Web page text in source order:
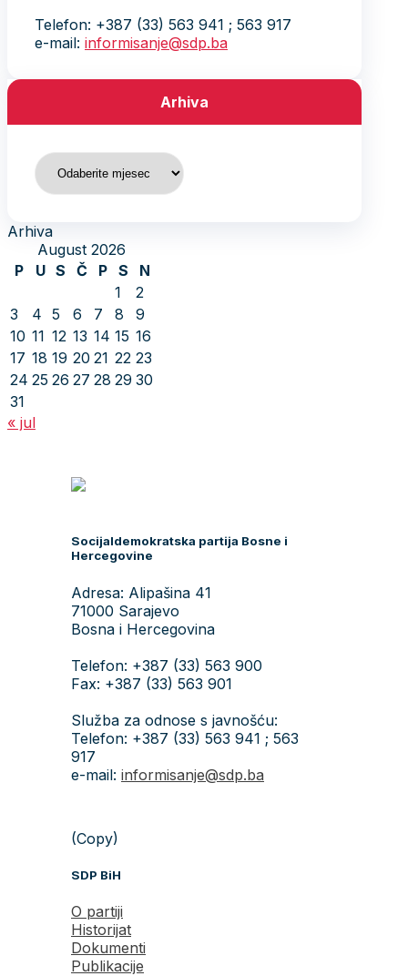
Telefon: +387 (33) 563 941 ; 563 917
e-mail: informisanje@sdp.ba
Arhiva
Arhiva
Arhiva
August 2026
P
U S Č P S
N
1
2
3
4 5 6 7 8
9
10 11 12 13 14 15 16
17 18 19 20 21 22 23
24 25 26 27 28 29 30
31
« jul
Socijaldemokratska partija Bosne i
Hercegovine
Adresa: Alipašina 41
71000 Sarajevo
Bosna i Hercegovina
Telefon: +387 (33) 563 900
Fax: +387 (33) 563 901
Služba za odnose s javnošću:
Telefon: +387 (33) 563 941 ; 563
917
e-mail: informisanje@sdp.ba
(Copy)
SDP BiH
O partiji
Historijat
Dokumenti
Publikacije